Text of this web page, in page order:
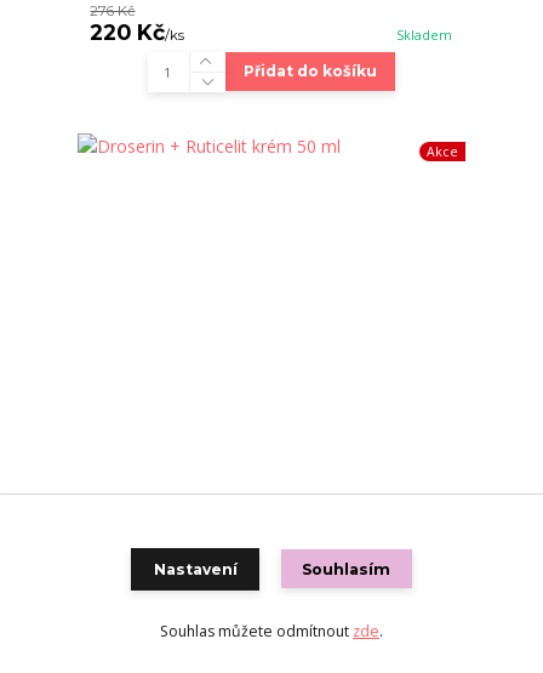
276 Kč
220 Kč/ks Skladem
Přidat do košíku
Akce
648 Kč
518 Kč/ks
Nastavení Souhlasím
Souhlas můžete odmítnout zde.